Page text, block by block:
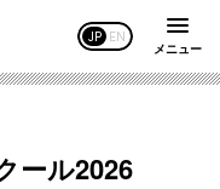
JP EN
メニュー
ール2026